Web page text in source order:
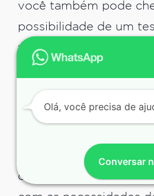
você também pode
possibilidade de um
ver na prática como o
adicionais
farão parte da
cobrados
Conversar
Olá, você precisa de